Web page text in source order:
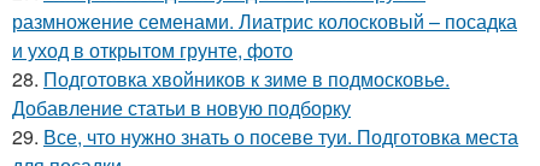
размножение семенами. Лиатрис колосковый – посадка
и уход в открытом грунте, фото
28. Подготовка хвойников к зиме в подмосковье.
Добавление статьи в новую подборку
29. Все, что нужно знать о посеве туи. Подготовка места